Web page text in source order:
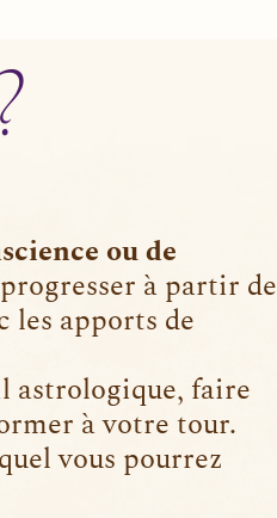
ou de
à partir de
les apports de
astrologique, faire
à votre tour.
vous pourrez